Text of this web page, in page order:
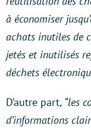
à économiser
achats inutiles de
jetés et inutilisés
déchets
D’autre part, “les
d’informations